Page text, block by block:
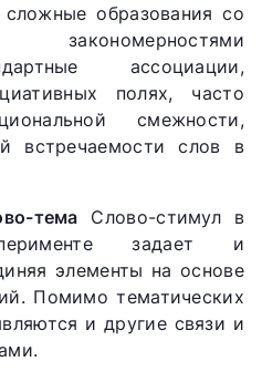
образования со
ассоциации,
полях, часто
смежности,
встречаемости слов в
тема Слово-стимул в
задает и
элементы на основе
Помимо тематических
и другие связи и